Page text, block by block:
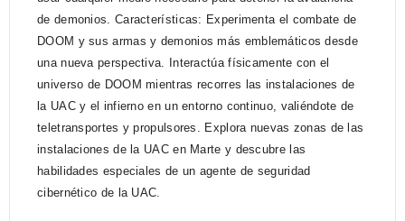
de demonios. Características: Experimenta el combate de
DOOM y sus armas y demonios más emblemáticos desde
una nueva perspectiva. Interactúa físicamente con el
universo de DOOM mientras recorres las instalaciones de
la UAC y el infierno en un entorno continuo, valiéndote de
teletransportes y propulsores. Explora nuevas zonas de las
instalaciones de la UAC en Marte y descubre las
habilidades especiales de un agente de seguridad
cibernético de la UAC.